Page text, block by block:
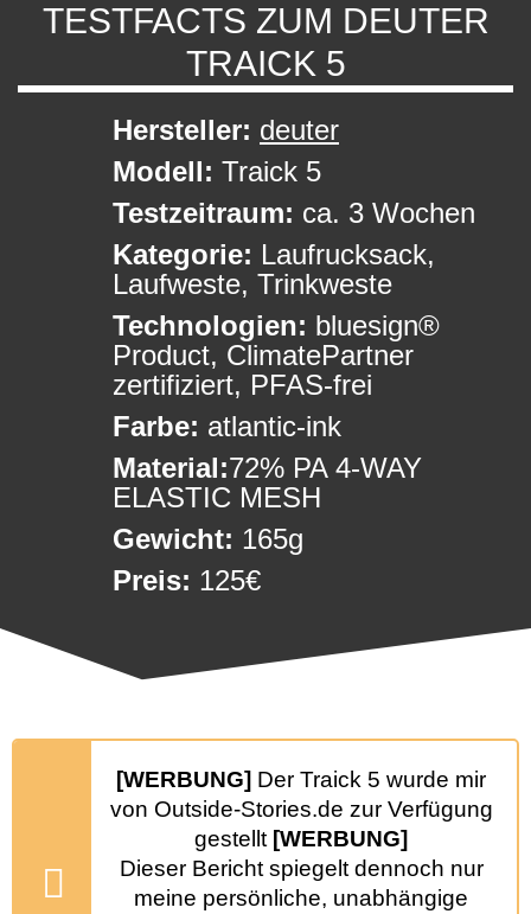
TESTFACTS ZUM DEUTER
TRAICK 5
Hersteller: deuter
Modell: Traick 5
Testzeitraum: ca. 3 Wochen
Kategorie: Laufrucksack,
Laufweste, Trinkweste
Technologien: bluesign®
Product, ClimatePartner
zertifiziert, PFAS-frei
Farbe: atlantic-ink
Material:72% PA 4-WAY
ELASTIC MESH
Gewicht: 165g
Preis: 125€
[WERBUNG] Der Traick 5 wurde mir
von Outside-Stories.de zur Verfügung
gestellt [WERBUNG]
Dieser Bericht spiegelt dennoch nur
meine persönliche, unabhängige